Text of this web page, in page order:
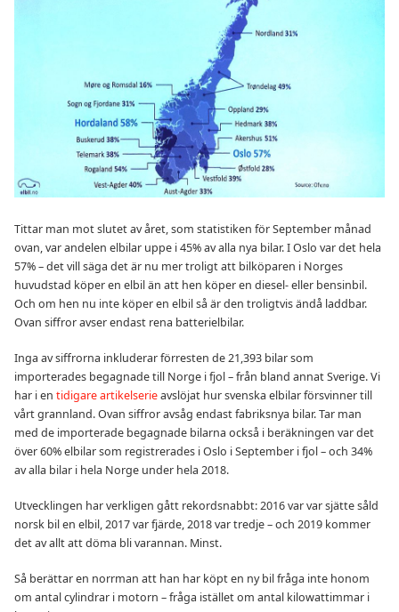
Tittar man mot slutet av året, som statistiken för September månad
ovan, var andelen elbilar uppe i 45% av alla nya bilar. I Oslo var det hela
57% – det vill säga det är nu mer troligt att bilköparen i Norges
huvudstad köper en elbil än att hen köper en diesel- eller bensinbil.
Och om hen nu inte köper en elbil så är den troligtvis ändå laddbar.
Ovan siffror avser endast rena batterielbilar.
Inga av siffrorna inkluderar förresten de 21,393 bilar som
importerades begagnade till Norge i fjol – från bland annat Sverige. Vi
har i en tidigare artikelserieavslöjat hur svenska elbilar försvinner till
vårt grannland. Ovan siffror avsåg endast fabriksnya bilar. Tar man
med de importerade begagnade bilarna också i beräkningen var det
över 60% elbilar som registrerades i Oslo i September i fjol – och 34%
av alla bilar i hela Norge under hela 2018.
Utvecklingen har verkligen gått rekordsnabbt: 2016 var var sjätte såld
norsk bil en elbil, 2017 var fjärde, 2018 var tredje – och 2019 kommer
det av allt att döma bli varannan. Minst.
Så berättar en norrman att han har köpt en ny bil fråga inte honom
om antal cylindrar i motorn – fråga istället om antal kilowattimmar i